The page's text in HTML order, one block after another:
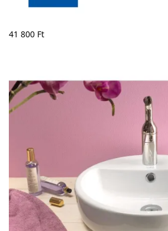
41 800 Ft